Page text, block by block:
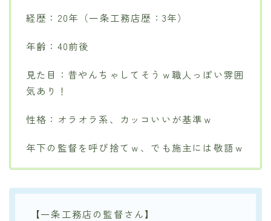
経歴：20年（一条工務店歴：3年）
年齢：40前後
見た目：昔やんちゃしてそうｗ職人っぽい雰囲
気あり！
性格：オラオラ系、カッコいいが基準ｗ
年下の監督を呼び捨てｗ、でも施主には敬語ｗ
【一条工務店の監督さん】